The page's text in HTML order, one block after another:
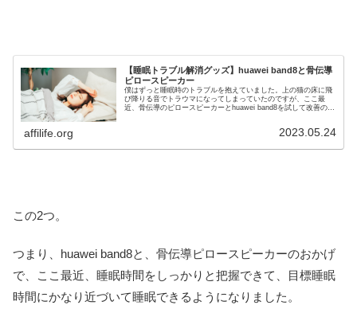
【睡眠トラブル解消グッズ】huawei band8と骨伝導
ピロースピーカー
僕はずっと睡眠時のトラブルを抱えていました。上の猫の床に飛
び降りる音でトラウマになってしまっていたのですが、ここ最
近、骨伝導のピロースピーカーとhuawei band8を試して改善の傾
affilife.org 2023.05.24
この2つ。
つまり、huawei band8と、骨伝導ピロースピーカーのおかげ
で、ここ最近、睡眠時間をしっかりと把握できて、目標睡眠
時間にかなり近づいて睡眠できるようになりました。